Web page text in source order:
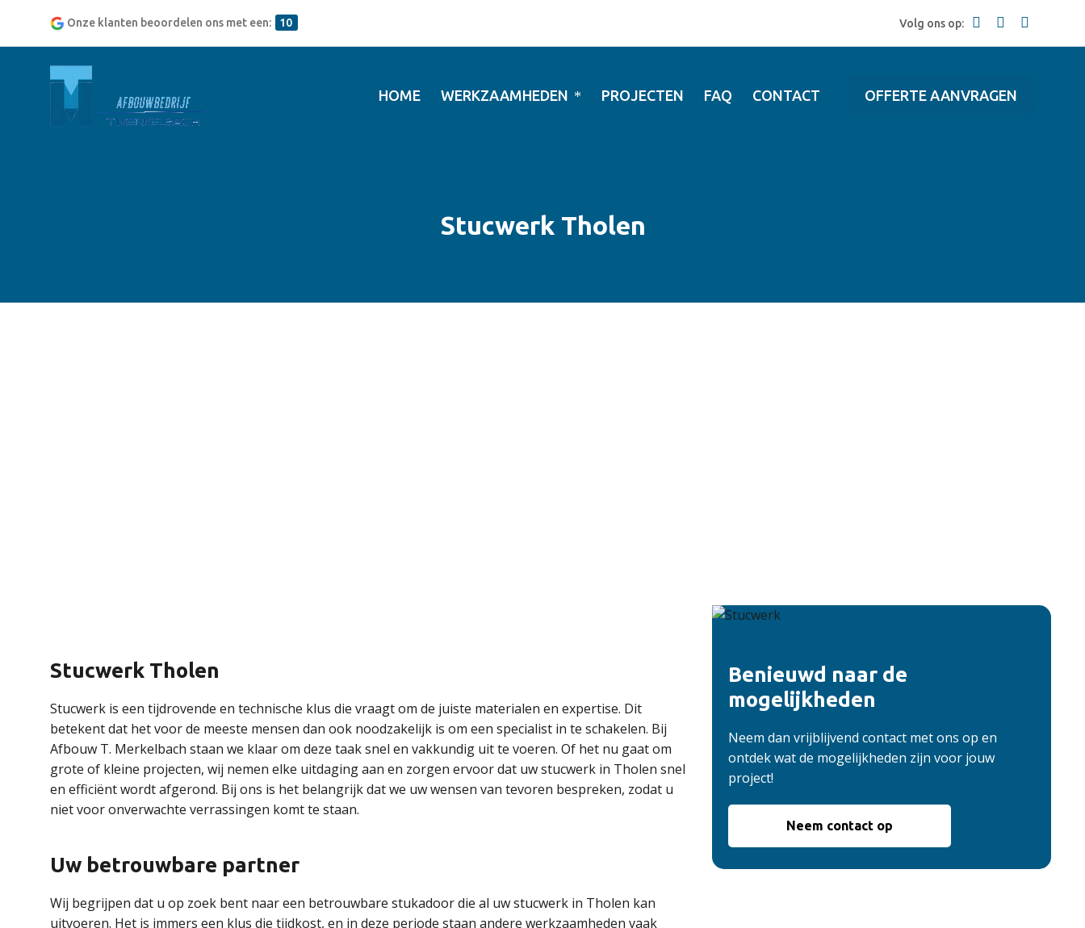
Onze klanten beoordelen ons met een: 10 Volg ons op:
HOME WERKZAAMHEDEN PROJECTEN FAQ CONTACT OFFERTE AANVRAGEN
Stucwerk Tholen
Stucwerk Tholen
Stucwerk is een tijdrovende en technische klus die vraagt om de juiste materialen en expertise. Dit
betekent dat het voor de meeste mensen dan ook noodzakelijk is om een specialist in te schakelen. Bij
Afbouw T. Merkelbach staan we klaar om deze taak snel en vakkundig uit te voeren. Of het nu gaat om
grote of kleine projecten, wij nemen elke uitdaging aan en zorgen ervoor dat uw stucwerk in Tholen snel
en efficiënt wordt afgerond. Bij ons is het belangrijk dat we uw wensen van tevoren bespreken, zodat u
niet voor onverwachte verrassingen komt te staan.
Uw betrouwbare partner
Wij begrijpen dat u op zoek bent naar een betrouwbare stukadoor die al uw stucwerk in Tholen kan
uitvoeren. Het is immers een klus die tijdkost, en in deze periode staan andere werkzaamheden vaak
Benieuwd naar de
mogelijkheden
Neem dan vrijblijvend contact met ons op en
ontdek wat de mogelijkheden zijn voor jouw
project!
Neem contact op